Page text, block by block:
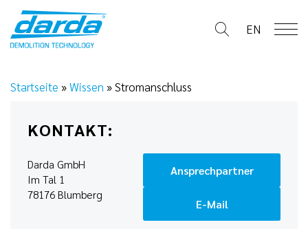
content
EN
Startseite »Wissen »Stromanschluss
KONTAKT:
Darda GmbH
Im Tal 1
78176 Blumberg
Ansprechpartner
E-Mail